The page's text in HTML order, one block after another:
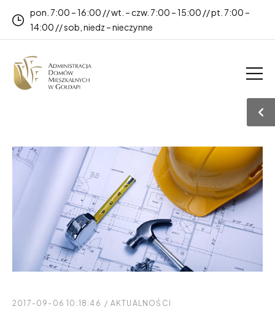
pon. 7:00 – 16:00 // wt. – czw. 7:00 – 15:00 // pt. 7:00 –
14:00 // sob, niedz – nieczynne
2017-09-06 10:18:46 / AKTUALNOŚCI